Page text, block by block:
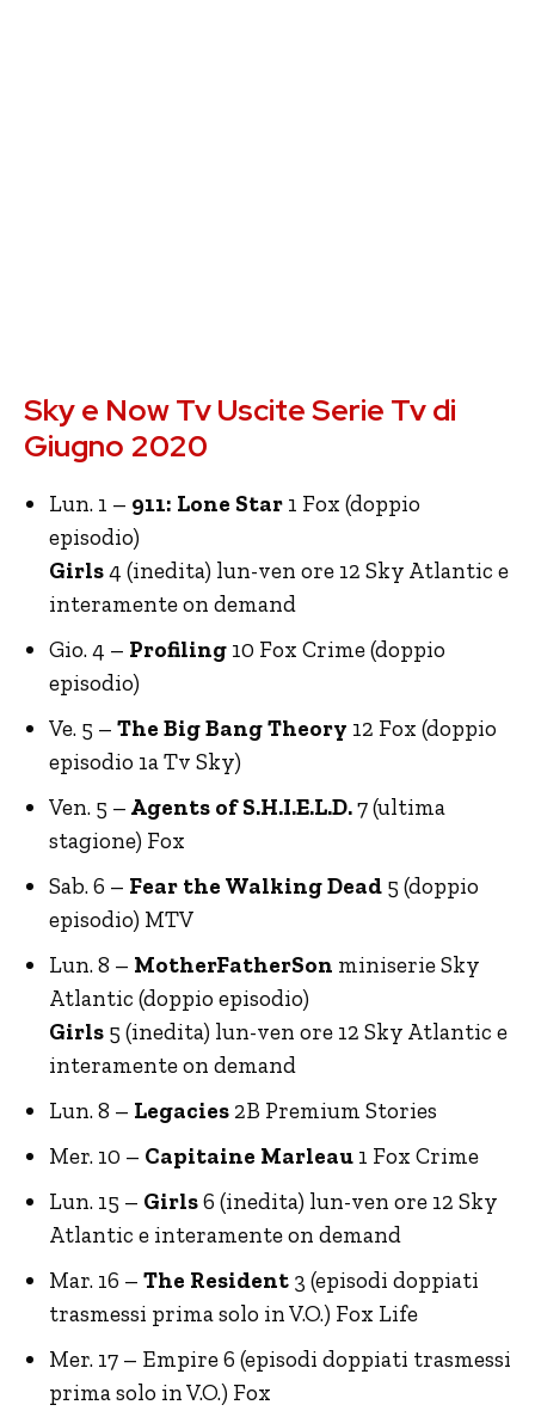
Sky e Now Tv Uscite Serie Tv di
Giugno 2020
Lun. 1 – 911: Lone Star 1 Fox (doppio
episodio)
Girls4 (inedita) lun-ven ore 12 Sky Atlantic e
interamente on demand
Gio. 4 – Profiling 10 Fox Crime (doppio
episodio)
Ve. 5 – The Big Bang Theory 12 Fox (doppio
episodio 1a Tv Sky)
Ven. 5 – Agents of S.H.I.E.L.D.7 (ultima
stagione) Fox
Sab. 6 – Fear the Walking Dead 5 (doppio
episodio) MTV
Lun. 8 – MotherFatherSon miniserie Sky
Atlantic (doppio episodio)
Girls 5 (inedita) lun-ven ore 12 Sky Atlantic e
interamente on demand
Lun. 8 – Legacies 2B Premium Stories
Mer. 10 – Capitaine Marleau 1 Fox Crime
Lun. 15 – Girls6 (inedita) lun-ven ore 12 Sky
Atlantic e interamente on demand
Mar. 16 – The Resident 3 (episodi doppiati
trasmessi prima solo in V.O.) Fox Life
Mer. 17 – Empire 6 (episodi doppiati trasmessi
prima solo in V.O.) Fox